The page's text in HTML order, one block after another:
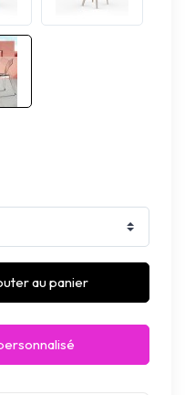
au panier